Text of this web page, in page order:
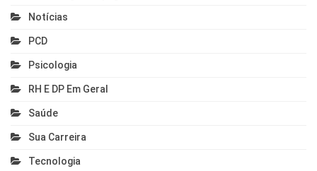
Notícias
PCD
Psicologia
RH E DP Em Geral
Saúde
Sua Carreira
Tecnologia